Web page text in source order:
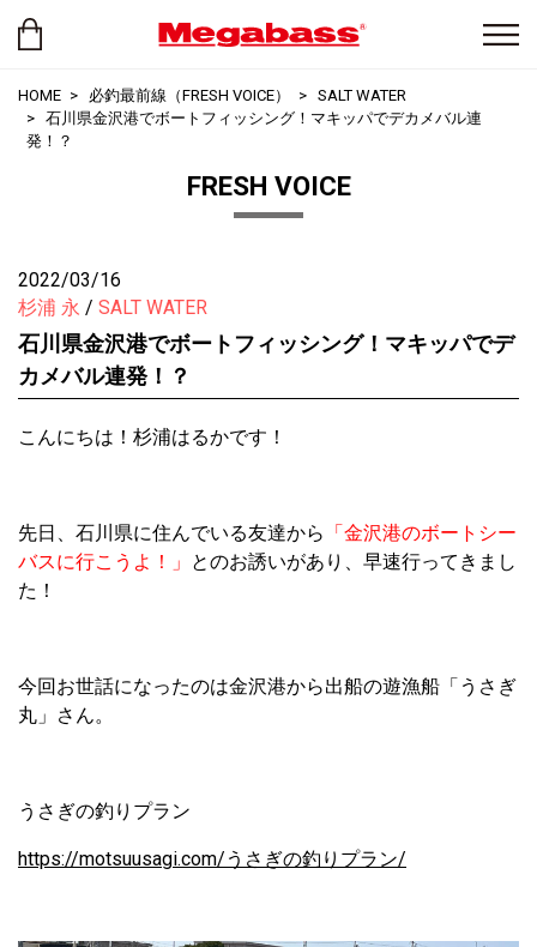
HOME 必釣最前線（FRESH VOICE）
SALT WATER
石川県金沢港でボートフィッシング！マキッパでデカメバル連
発！？
FRESH VOICE
2022/03/16
杉浦 永
SALT WATER
石川県金沢港でボートフィッシング！マキッパでデ
カメバル連発！？
こんにちは！杉浦はるかです！
先日、石川県に住んでいる友達から 「金沢港のボートシー
バスに行こうよ！」 とのお誘いがあり、早速行ってきまし
た！
今回お世話になったのは金沢港から出船の遊漁船「うさぎ
丸」さん。
うさぎの釣りプラン
https://motsuusagi.com/うさぎの釣りプラン/